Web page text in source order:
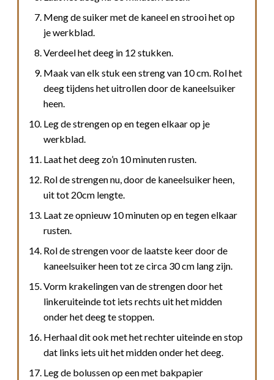
Meng de suiker met de kaneel en strooi het op
je werkblad.
Verdeel het deeg in 12 stukken.
Maak van elk stuk een streng van 10 cm. Rol het
deeg tijdens het uitrollen door de kaneelsuiker
heen.
Leg de strengen op en tegen elkaar op je
werkblad.
Laat het deeg zo’n 10 minuten rusten.
Rol de strengen nu, door de kaneelsuiker heen,
uit tot 20cm lengte.
Laat ze opnieuw 10 minuten op en tegen elkaar
rusten.
Rol de strengen voor de laatste keer door de
kaneelsuiker heen tot ze circa 30 cm lang zijn.
Vorm krakelingen van de strengen door het
linkeruiteinde tot iets rechts uit het midden
onder het deeg te stoppen.
Herhaal dit ook met het rechter uiteinde en stop
dat links iets uit het midden onder het deeg.
Leg de bolussen op een met bakpapier